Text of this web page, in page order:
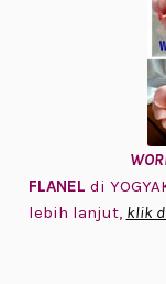
FLANEL di
lebih lanjut, klik